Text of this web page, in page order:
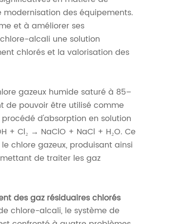
Melayu
des équipements.
et à améliorer ses
alcali une solution
chlorés et la valorisation des
gazeux humide saturé à 85–
de pouvoir être utilisé comme
d'absorption en solution
+ Cl₂ → NaClO + NaCl + H₂O. Ce
chlore gazeux, produisant ainsi
de traiter les gaz
des gaz résiduaires chlorés
chlore-alcali, le système de